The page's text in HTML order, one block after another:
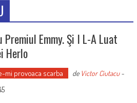
Premiul Emmy. Şi I L-A Luat
Herlo
mi provoaca scarba de Victor Ciutacu-